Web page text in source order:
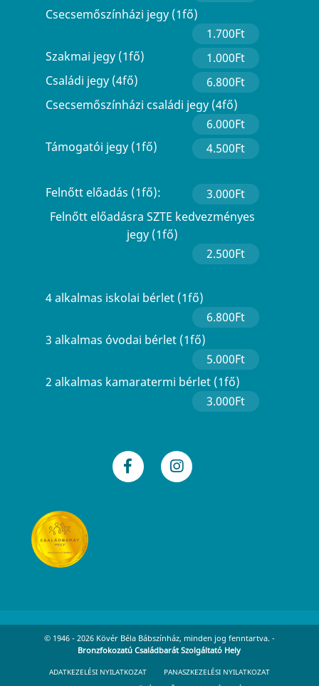
Csecsemőszínházi jegy (1fő)
1.700Ft
Szakmai jegy (1fő)
1.000Ft
Családi jegy (4fő)
6.800Ft
Csecsemőszínházi családi jegy (4fő)
6.000Ft
Támogatói jegy (1fő)
4.500Ft
Felnőtt előadás (1fő):
3.000Ft
Felnőtt előadásra SZTE kedvezményes
jegy (1fő)
2.500Ft
4 alkalmas iskolai bérlet (1fő)
6.800Ft
3 alkalmas óvodai bérlet (1fő)
5.000Ft
2 alkalmas kamaratermi bérlet (1fő)
3.000Ft
© 1946 - 2026 Kövér Béla Bábszínház, minden jog fenntartva. -
Bronzfokozatú Családbarát Szolgáltató Hely
ADATKEZELÉSI NYILATKOZAT
PANASZKEZELÉSI NYILATKOZAT